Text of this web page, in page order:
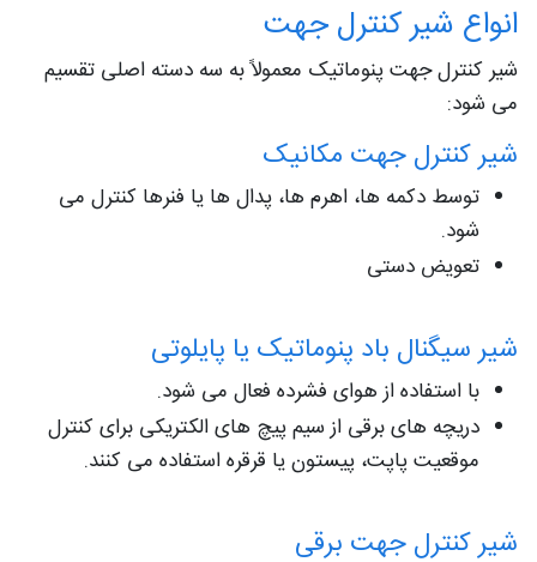
انواع شیر کنترل جهت
شیر کنترل جهت پنوماتیک معمولاً به سه دسته اصلی تقسیم
می شود:
شیر کنترل جهت مکانیک
توسط دکمه ها، اهرم ها، پدال ها یا فنرها کنترل می
شود.
تعویض دستی
شیر سیگنال باد پنوماتیک یا پایلوتی
با استفاده از هوای فشرده فعال می شود.
دریچه های برقی از سیم پیچ های الکتریکی برای کنترل
موقعیت پاپت، پیستون یا قرقره استفاده می کنند.
شیر کنترل جهت برقی